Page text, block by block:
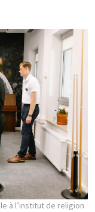
à l’institut de religion